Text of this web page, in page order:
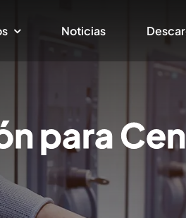
Noticias
para